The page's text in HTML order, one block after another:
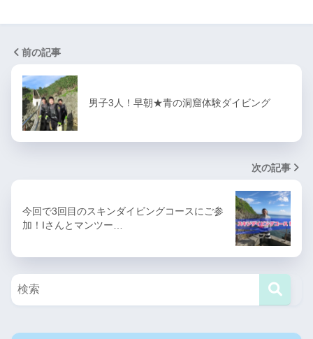
前の記事
男子3人！早朝★青の洞窟体験ダイビング
次の記事
今回で3回目のスキンダイビングコースにご参
加！Iさんとマンツー…